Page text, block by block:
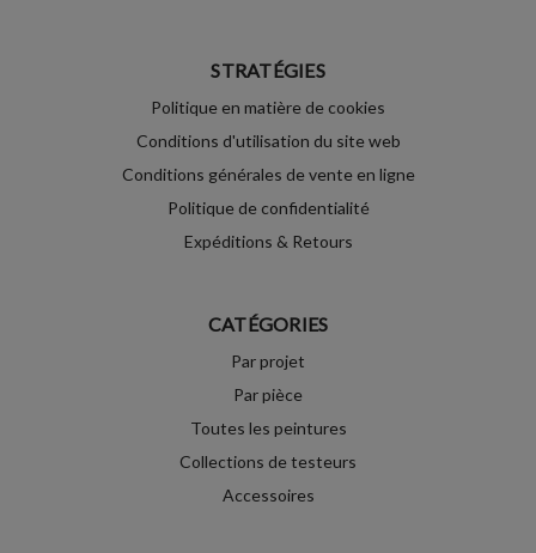
STRATÉGIES
Politique en matière de cookies
Conditions d'utilisation du site web
Conditions générales de vente en ligne
Politique de confidentialité
Expéditions & Retours
CATÉGORIES
Par projet
Par pièce
Toutes les peintures
Collections de testeurs
Accessoires